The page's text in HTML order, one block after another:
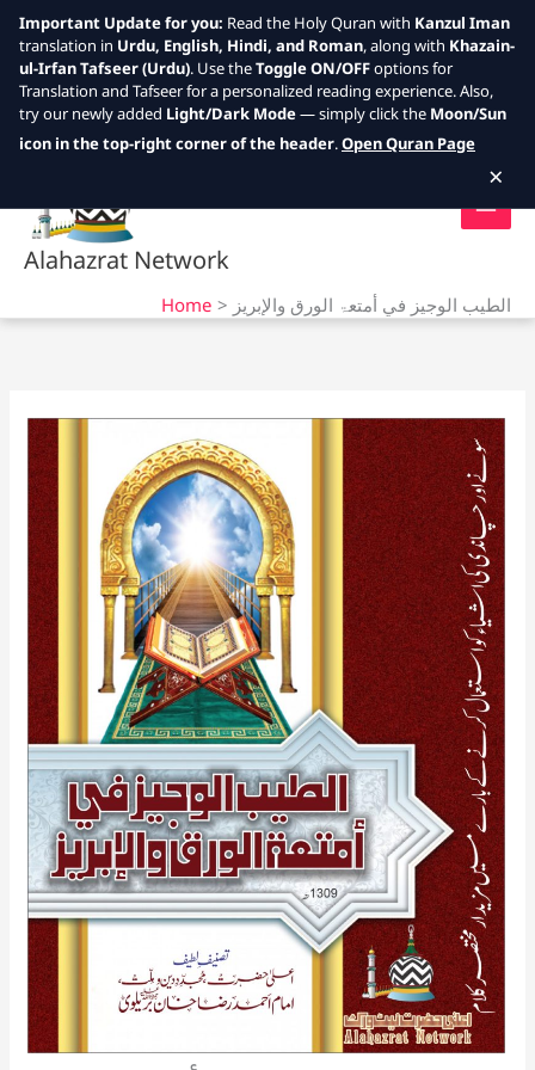
Skip
Alahazrat Network
Home الطيب الوجيز في أمتعۃ الورق والإبريز
Important Update for you: Read the Holy Quran with Kanzul Iman
translation in Urdu, English, Hindi, and Roman, along with Khazain-
ul-Irfan Tafseer (Urdu). Use theToggle ON/OFFoptions for
Translation and Tafseer for a personalized reading experience. Also,
try our newly added Light/Dark Mode— simply click the Moon/Sun
icon in the top-right corner of the header.Open Quran Page
×